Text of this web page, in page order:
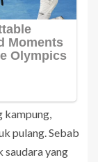
kampung,
pulang. Sebab
saudara yang